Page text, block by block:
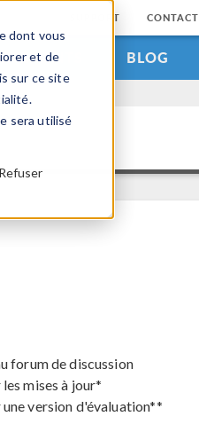
dont vous
et de
sur ce site
sera utilisé
Refuser
SUPPORT CONTACT
BLOG
forum de discussion
mises à jour*
version d'évaluation**